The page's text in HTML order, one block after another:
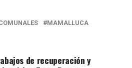
MAMALLUCA
de recuperación y